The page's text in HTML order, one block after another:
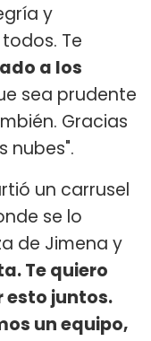
y
Te
a los
sea prudente
Gracias
nubes".
un carrusel
se lo
de Jimena y
Te quiero
esto juntos.
un equipo,